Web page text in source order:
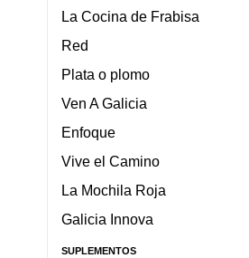
La Cocina de Frabisa
Red
Plata o plomo
Ven A Galicia
Enfoque
Vive el Camino
La Mochila Roja
Galicia Innova
SUPLEMENTOS